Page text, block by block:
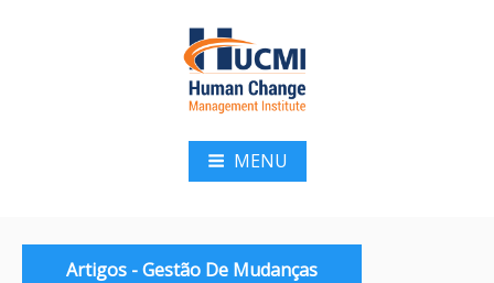
MENU
Categorias:Artigos - Gestão De Mudanças